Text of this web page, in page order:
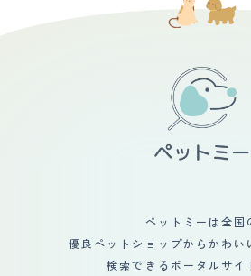
ペットミーは全国
優良ペットショップからかわい
検索できるポータルサイ